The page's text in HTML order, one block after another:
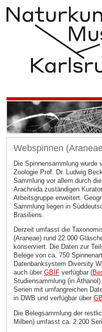
Webspinnen
Die Spinnensammlung wurde
Zoologie Prof. Dr. Ludwig
Sammlung vor allem durch
Arachnida zuständigen
Arbeitsgruppe erweitert.
Sammlung liegen in
Brasiliens.
Derzeit umfasst die
(Araneae) rund 22.000
konserviert. Die Daten zur
Belege von ca. 750
Datenbanksystem Diversity
auch über GBIFverfügbar (
Studiensammlung (in
Serien mit umfangreichen
in DWB und verfügbar über
Die Belegsammlung der
Milben) umfasst ca. 2.200